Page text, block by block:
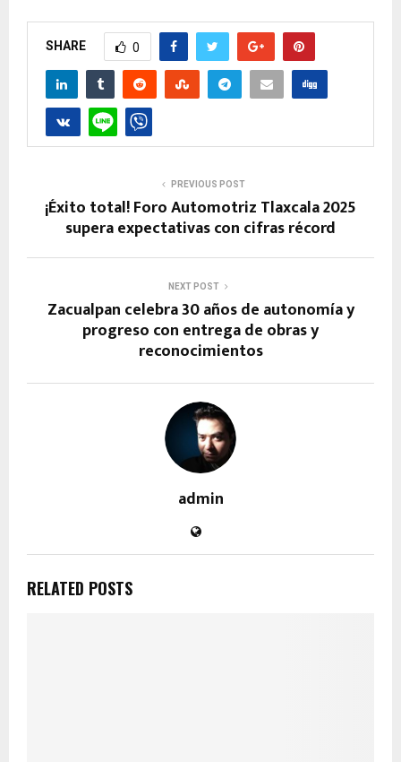
SHARE 0
PREVIOUS POST
¡Éxito total! Foro Automotriz Tlaxcala 2025
supera expectativas con cifras récord
NEXT POST
Zacualpan celebra 30 años de autonomía y
progreso con entrega de obras y
reconocimientos
admin
RELATED POSTS